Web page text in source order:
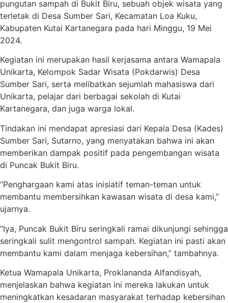
pungutan sampah di Bukit Biru, sebuah objek wisata yang
terletak di Desa Sumber Sari, Kecamatan Loa Kuku,
Kabupaten Kutai Kartanegara pada hari Minggu, 19 Mei
2024.
Kegiatan ini merupakan hasil kerjasama antara Wamapala
Unikarta, Kelompok Sadar Wisata (Pokdarwis) Desa
Sumber Sari, serta melibatkan sejumlah mahasiswa dari
Unikarta, pelajar dari berbagai sekolah di Kutai
Kartanegara, dan juga warga lokal.
Tindakan ini mendapat apresiasi dari Kepala Desa (Kades)
Sumber Sari, Sutarno, yang menyatakan bahwa ini akan
memberikan dampak positif pada pengembangan wisata
di Puncak Bukit Biru.
“Penghargaan kami atas inisiatif teman-teman untuk
membantu membersihkan kawasan wisata di desa kami,”
ujarnya.
“Iya, Puncak Bukit Biru seringkali ramai dikunjungi sehingga
seringkali sulit mengontrol sampah. Kegiatan ini pasti akan
membantu kami dalam menjaga kebersihan,” tambahnya.
Ketua Wamapala Unikarta, Proklananda Alfandisyah,
menjelaskan bahwa kegiatan ini mereka lakukan untuk
meningkatkan kesadaran masyarakat terhadap kebersihan